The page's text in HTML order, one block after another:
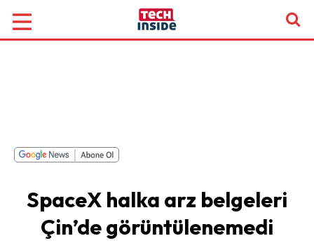
SpaceX halka arz belgeleri
Çin’de görüntülenemedi